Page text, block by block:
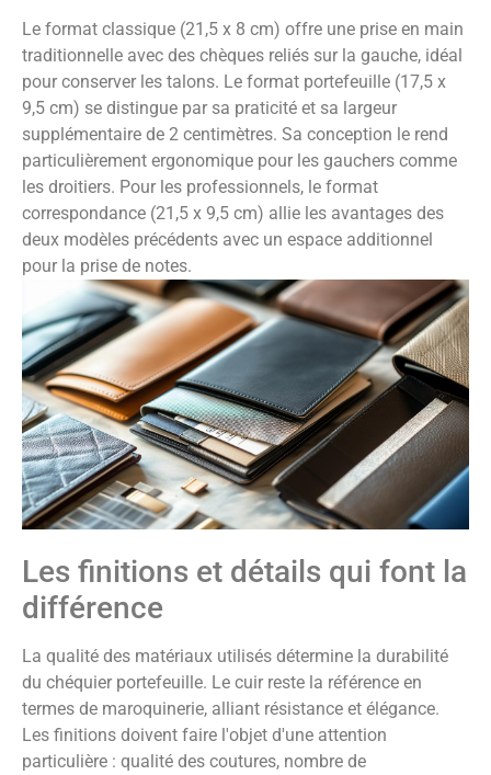
Le format classique (21,5 x 8 cm) offre une prise en main
traditionnelle avec des chèques reliés sur la gauche, idéal
pour conserver les talons. Le format portefeuille (17,5 x
9,5 cm) se distingue par sa praticité et sa largeur
supplémentaire de 2 centimètres. Sa conception le rend
particulièrement ergonomique pour les gauchers comme
les droitiers. Pour les professionnels, le format
correspondance (21,5 x 9,5 cm) allie les avantages des
deux modèles précédents avec un espace additionnel
pour la prise de notes.
Les finitions et détails qui font la
différence
La qualité des matériaux utilisés détermine la durabilité
du chéquier portefeuille. Le cuir reste la référence en
termes de maroquinerie, alliant résistance et élégance.
Les finitions doivent faire l'objet d'une attention
particulière : qualité des coutures, nombre de